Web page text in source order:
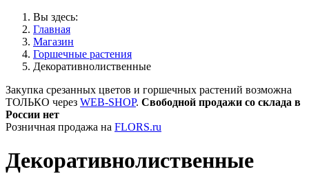
Вы здесь:
Главная
Магазин
Горшечные растения
Декоративнолиственные
Закупка срезанных цветов и горшечных растений возможна
ТОЛЬКО через WEB-SHOP. Свободной продажи со склада в
России нет
Розничная продажа на FLORS.ru
Декоративнолиственные